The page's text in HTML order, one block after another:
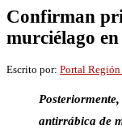
Confirman
murciélago
Escrito por: Portal
antirrábica de